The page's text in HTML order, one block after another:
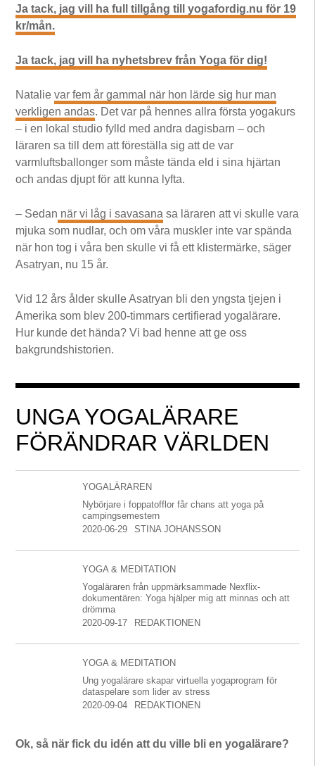
Ja tack, jag vill ha full tillgång till yogafordig.nu för 19
kr/mån.
Ja tack, jag vill ha nyhetsbrev från Yoga för dig!
Natalievar fem år gammal när hon lärde sig hur man
verkligen andas. Det var på hennes allra första yogakurs
– i en lokal studio fylld med andra dagisbarn – och
läraren sa till dem att föreställa sig att de var
varmluftsballonger som måste tända eld i sina hjärtan
och andas djupt för att kunna lyfta.
– Sedan när vi låg i savasana sa läraren att vi skulle vara
mjuka som nudlar, och om våra muskler inte var spända
när hon tog i våra ben skulle vi få ett klistermärke, säger
Asatryan, nu 15 år.
Vid 12 års ålder skulle Asatryan bli den yngsta tjejen i
Amerika som blev 200-timmars certifierad yogalärare.
Hur kunde det hända? Vi bad henne att ge oss
bakgrundshistorien.
UNGA YOGALÄRARE
FÖRÄNDRAR VÄRLDEN
YOGALÄRAREN
Nybörjare i foppatofflor får chans att yoga på
campingsemestern
2020-06-29
STINA JOHANSSON
YOGA & MEDITATION
Yogaläraren från uppmärksammade Nexflix-
dokumentären: Yoga hjälper mig att minnas och att
drömma
2020-09-17
REDAKTIONEN
YOGA & MEDITATION
Ung yogalärare skapar virtuella yogaprogram för
dataspelare som lider av stress
2020-09-04
REDAKTIONEN
Ok, så när fick du idén att du ville bli en yogalärare?